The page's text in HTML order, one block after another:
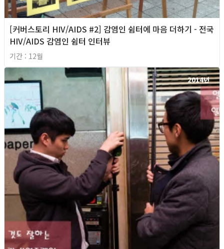
[커버스토리 HIV/AIDS #2] 감염인 쉼터에 마음 더하기 - 전국
HIV/AIDS 감염인 쉼터 인터뷰
기간 : 12월
2014년